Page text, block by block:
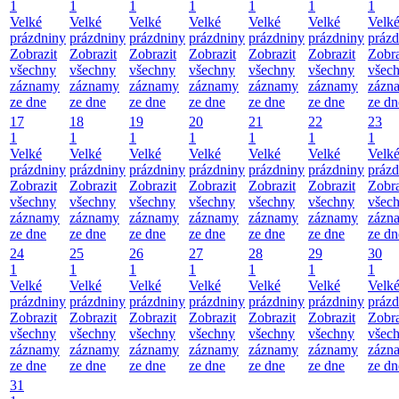
1
Velké
prázdniny
Zobrazit
všechny
záznamy
ze dne
1
Velké
prázdniny
Zobrazit
všechny
záznamy
ze dne
1
Velké
prázdniny
Zobrazit
všechny
záznamy
ze dne
1
Velké
prázdniny
Zobrazit
všechny
záznamy
ze dne
1
Velké
prázdniny
Zobrazit
všechny
záznamy
ze dne
1
Velké
prázdniny
Zobrazit
všechny
záznamy
ze dne
1
Velké
ze
17
1
Velké
prázdniny
Zobrazit
všechny
záznamy
ze dne
18
1
Velké
prázdniny
Zobrazit
všechny
záznamy
ze dne
19
1
Velké
prázdniny
Zobrazit
všechny
záznamy
ze dne
20
1
Velké
prázdniny
Zobrazit
všechny
záznamy
ze dne
21
1
Velké
prázdniny
Zobrazit
všechny
záznamy
ze dne
22
1
Velké
prázdniny
Zobrazit
všechny
záznamy
ze dne
23
1
Velké
ze
24
1
Velké
prázdniny
Zobrazit
všechny
záznamy
ze dne
25
1
Velké
prázdniny
Zobrazit
všechny
záznamy
ze dne
26
1
Velké
prázdniny
Zobrazit
všechny
záznamy
ze dne
27
1
Velké
prázdniny
Zobrazit
všechny
záznamy
ze dne
28
1
Velké
prázdniny
Zobrazit
všechny
záznamy
ze dne
29
1
Velké
prázdniny
Zobrazit
všechny
záznamy
ze dne
30
1
Velké
ze
31